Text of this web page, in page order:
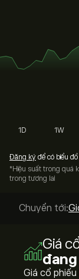
1D 1W
Đăng ký để có biểu
*Hiệu suất trong quá
trong tương lai
Chuyển tới:
Giá
Giá cổ